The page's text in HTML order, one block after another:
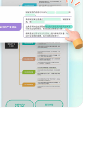
思维导图、AI绘图、
潜力。